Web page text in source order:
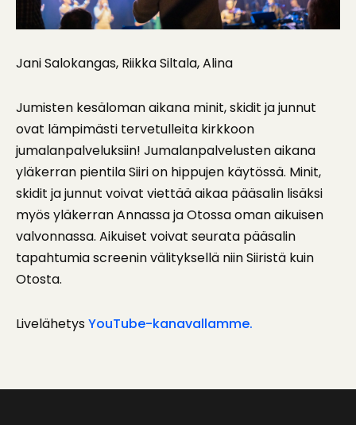
Jani Salokangas, Riikka Siltala, Alina
Jumisten kesäloman aikana minit, skidit ja junnut
ovat lämpimästi tervetulleita kirkkoon
jumalanpalveluksiin! Jumalanpalvelusten aikana
yläkerran pientila Siiri on hippujen käytössä. Minit,
skidit ja junnut voivat viettää aikaa pääsalin lisäksi
myös yläkerran Annassa ja Otossa oman aikuisen
valvonnassa. Aikuiset voivat seurata pääsalin
tapahtumia screenin välityksellä niin Siiristä kuin
Otosta.
LivelähetysYouTube-kanavallamme.